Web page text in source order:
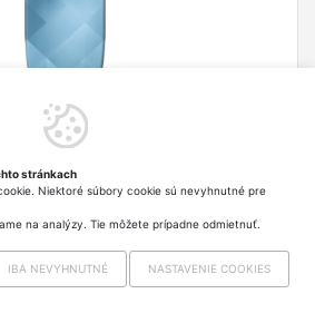
125x40cm HEAT REFLECT
125 x 40 cm HEAT
LEIFHEIT. rozmery: 125 x 40
polstrovania: 3 mm - poťah s
stránkach
Niektoré súbory cookie sú nevyhnutné pre
na analýzy. Tie môžete prípadne odmietnuť.
IBA NEVYHNUTNÉ NASTAVENIE COOKIES